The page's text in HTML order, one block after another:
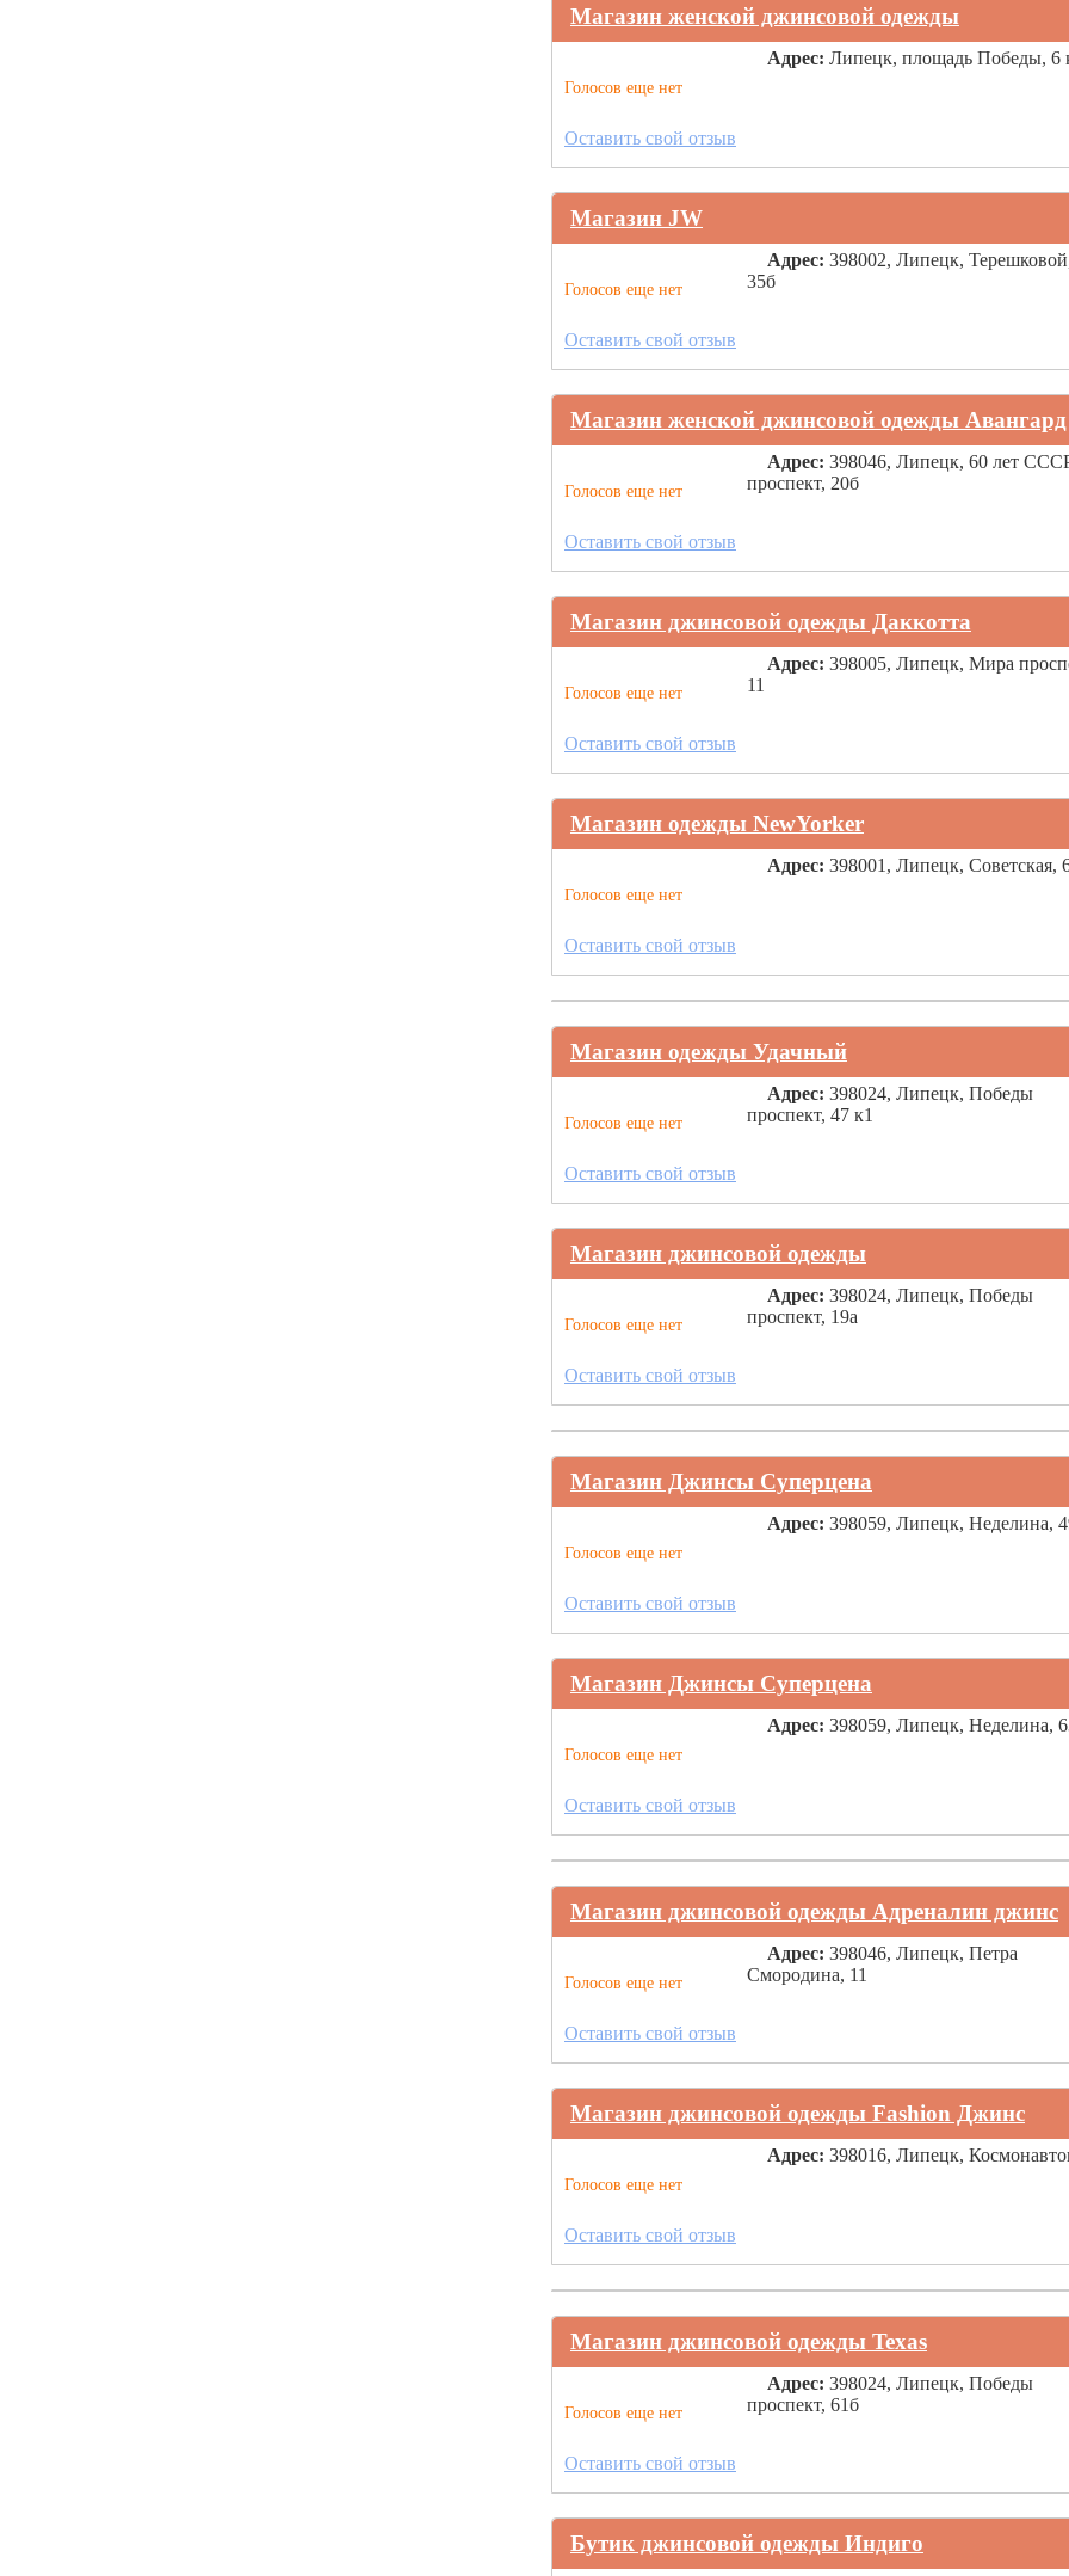
Магазин женской джинсовой одежды
Голосов еще нет
Адрес: Липецк, площадь Победы, 6
Оставить свой отзыв
Магазин JW
Голосов еще нет
Адрес: 398002, Липецк,
35б
Оставить свой отзыв
Магазин женской джинсовой одежды Авангард
Голосов еще нет
Адрес: 398046, Липецк, 60 лет
проспект, 20б
Оставить свой отзыв
Магазин джинсовой одежды Даккотта
Голосов еще нет
Адрес: 398005, Липецк, Мира
11
Оставить свой отзыв
Магазин одежды NewYorker
Голосов еще нет
Адрес: 398001, Липецк, Советская,
Оставить свой отзыв
Магазин одежды Удачный
Голосов еще нет
Адрес: 398024, Липецк, Победы
проспект, 47 к1
Оставить свой отзыв
Магазин джинсовой одежды
Голосов еще нет
Адрес: 398024, Липецк, Победы
проспект, 19а
Оставить свой отзыв
Магазин Джинсы Суперцена
Голосов еще нет
Адрес: 398059, Липецк, Неделина,
Оставить свой отзыв
Магазин Джинсы Суперцена
Голосов еще нет
Адрес: 398059, Липецк, Неделина,
Оставить свой отзыв
Магазин джинсовой одежды Адреналин джинс
Голосов еще нет
Адрес: 398046, Липецк, Петра
Смородина, 11
Оставить свой отзыв
Магазин джинсовой одежды Fashion Джинс
Голосов еще нет
Адрес: 398016, Липецк,
Оставить свой отзыв
Магазин джинсовой одежды Texas
Голосов еще нет
Адрес: 398024, Липецк, Победы
проспект, 61б
Оставить свой отзыв
Бутик джинсовой одежды Индиго